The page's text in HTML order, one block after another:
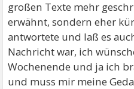
großen Texte mehr
erwähnt, sondern eher
antwortete und laß es
Nachricht war, ich
Wochenende und ja ich
und muss mir meine